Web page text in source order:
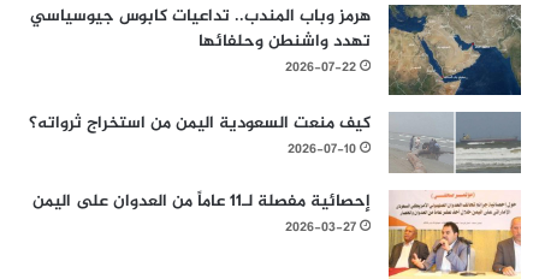
هرمز وباب المندب.. تداعيات كابوس جيوسياسي
تهدد واشنطن وحلفائها
2026-07-22
كيف منعت السعودية اليمن من استخراج ثرواته؟
2026-07-10
إحصائية مفصلة لـ11 عاماً من العدوان على اليمن
2026-03-27